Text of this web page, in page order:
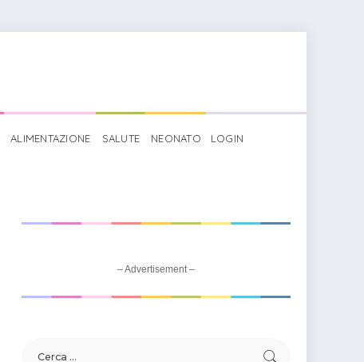
ALIMENTAZIONE SALUTE NEONATO LOGIN
– Advertisement –